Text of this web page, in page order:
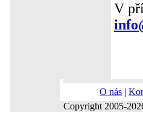
V
O nás |
Copyright 2005-